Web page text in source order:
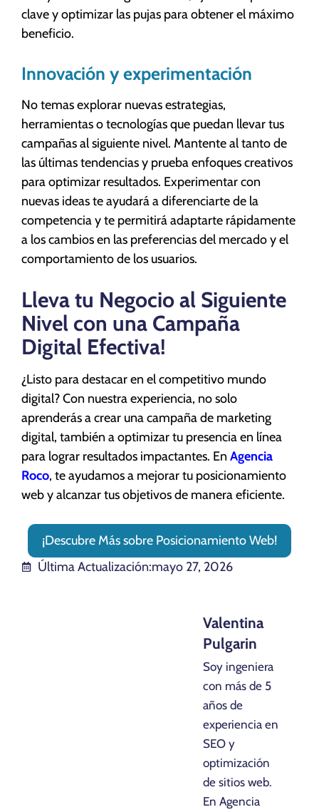
clave y optimizar las pujas para obtener el máximo
beneficio.
Innovación y experimentación
No temas explorar nuevas estrategias,
herramientas o tecnologías que puedan llevar tus
campañas al siguiente nivel. Mantente al tanto de
las últimas tendencias y prueba enfoques creativos
para optimizar resultados. Experimentar con
nuevas ideas te ayudará a diferenciarte de la
competencia y te permitirá adaptarte rápidamente
a los cambios en las preferencias del mercado y el
comportamiento de los usuarios.
Lleva tu Negocio al Siguiente
Nivel con una Campaña
Digital Efectiva!
¿Listo para destacar en el competitivo mundo
digital? Con nuestra experiencia, no solo
aprenderás a crear una campaña de marketing
digital, también a optimizar tu presencia en línea
para lograr resultados impactantes. En Agencia
Roco, te ayudamos a mejorar tu posicionamiento
web y alcanzar tus objetivos de manera eficiente.
¡Descubre Más sobre Posicionamiento Web!
Última Actualización:mayo 27, 2026
Valentina
Pulgarin
Soy ingeniera
con más de 5
años de
experiencia en
SEO y
optimización
de sitios web.
En Agencia